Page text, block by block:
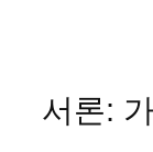
서론: